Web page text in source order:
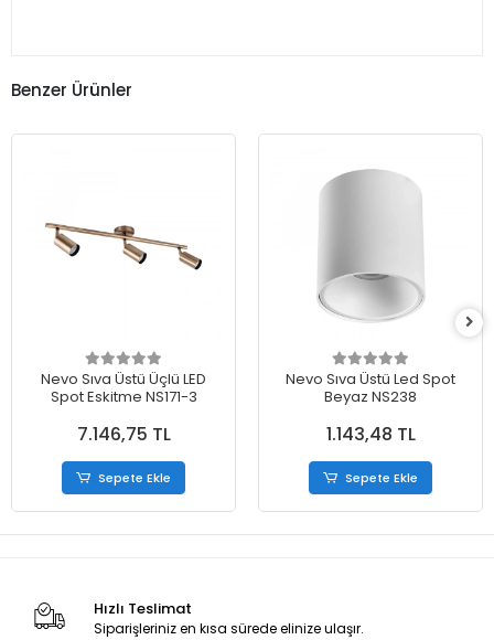
Benzer Ürünler
Nevo Sıva Üstü Üçlü LED
Spot Eskitme NS171-3
7.146,75 TL
Sepete Ekle
Nevo Sıva Üstü Led Spot
Beyaz NS238
1.143,48 TL
Sepete Ekle
Hızlı Teslimat
Siparişleriniz en kısa sürede elinize ulaşır.